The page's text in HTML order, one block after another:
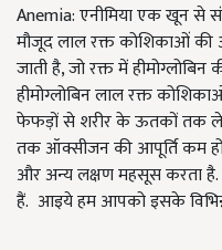
Anemia: एनीमिया एक खून से
मौजूद लाल रक्त कोशिकाओं की
जाती है,जो रक्त में हीमोग्लोबिन
हीमोग्लोबिन लाल रक्त
फेफड़ों से शरीर के ऊतकों तक
तक ऑक्सीजन की आपूर्ति कम
और अन्य लक्षण महसूस करता है.
हैं. आइये हम आपको इसके